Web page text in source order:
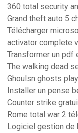
360 total security
Grand theft auto 5
Télécharger
activator complete
Transformer un pdf
The walking dead
Ghoulsn ghosts
Installer un pense
Counter strike
Rome total war 2
Logiciel gestion de